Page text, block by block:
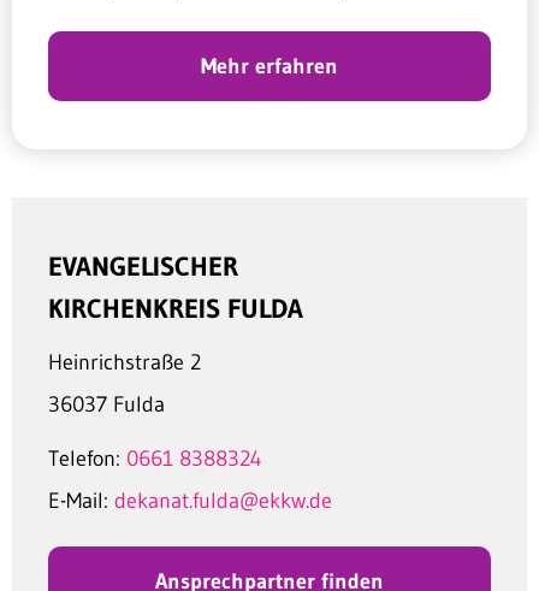
Mehr erfahren
EVANGELISCHER
KIRCHENKREIS FULDA
Heinrichstraße 2
36037 Fulda
Telefon: 0661 8388324
E-Mail: dekanat.fulda@ekkw.de
Ansprechpartner finden